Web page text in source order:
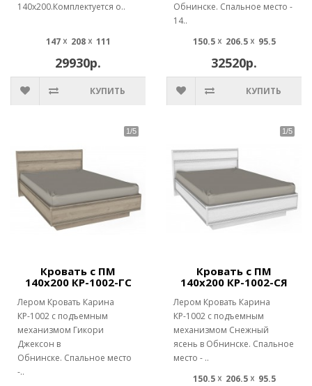
140х200.Комплектуется о..
147 ☓ 208 ☓ 111
29930р.
КУПИТЬ
Обнинске. Спальное место -
14..
150.5 ☓ 206.5 ☓ 95.5
32520р.
КУПИТЬ
Кровать с ПМ
140х200 КР-1002-ГС
Лером Кровать Карина
КР-1002 с подъемным
механизмом Гикори
Джексон в
Обнинске. Спальное место
-..
Кровать с ПМ
140х200 КР-1002-СЯ
Лером Кровать Карина
КР-1002 с подъемным
механизмом Снежный
ясень в Обнинске. Спальное
место - ..
150.5 ☓ 206.5 ☓ 95.5